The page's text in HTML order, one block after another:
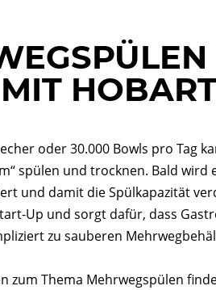
oder 30.000 Bowls pro Tag
spülen und trocknen. Bald wird
und damit die Spülkapazität
Up und sorgt dafür, dass
zu sauberen
zum Thema Mehrwegspülen